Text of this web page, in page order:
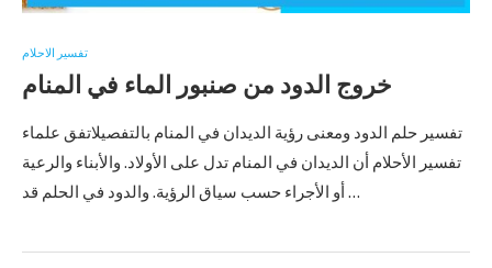
تفسير الاحلام
خروج الدود من صنبور الماء في المنام
تفسير حلم الدود ومعنى رؤية الديدان في المنام بالتفصيلاتفق علماء
تفسير الأحلام أن الديدان في المنام تدل على الأولاد. والأبناء والرعية
أو الأجراء حسب سياق الرؤية. والدود في الحلم قد …